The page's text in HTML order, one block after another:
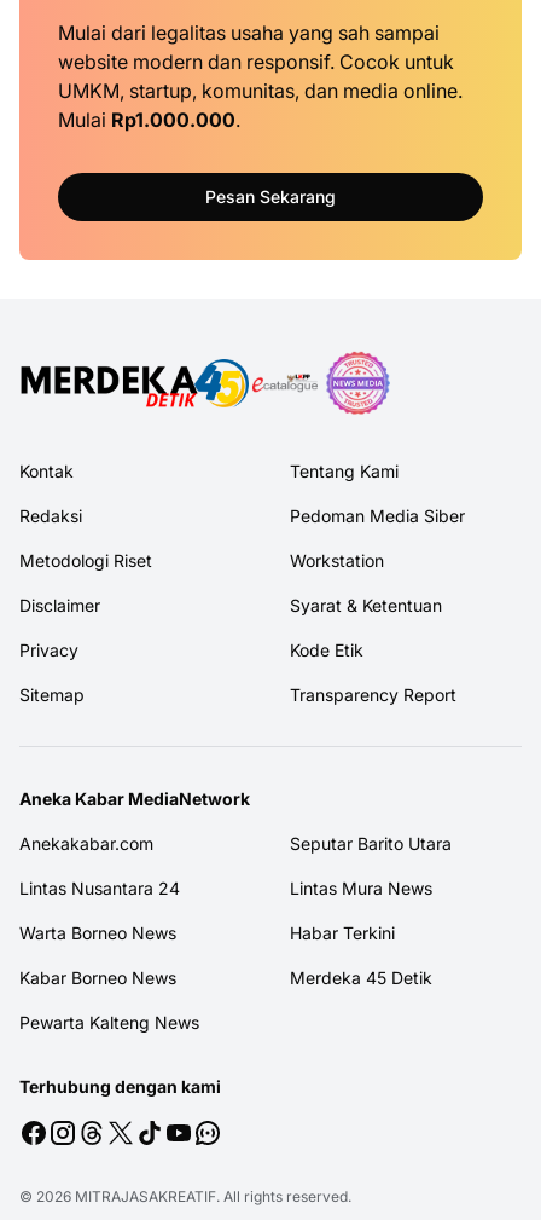
Mulai dari legalitas usaha yang sah sampai
website modern dan responsif. Cocok untuk
UMKM, startup, komunitas, dan media online.
Mulai Rp1.000.000.
Pesan Sekarang
Kontak Tentang Kami
Redaksi Pedoman Media Siber
Metodologi Riset Workstation
Disclaimer Syarat & Ketentuan
Privacy Kode Etik
Sitemap Transparency Report
Aneka Kabar MediaNetwork
Anekakabar.com Seputar Barito Utara
Lintas Nusantara 24 Lintas Mura News
Warta Borneo News Habar Terkini
Kabar Borneo News Merdeka 45 Detik
Pewarta Kalteng News
Terhubung dengan kami
© 2026 MITRAJASAKREATIF. All rights reserved.